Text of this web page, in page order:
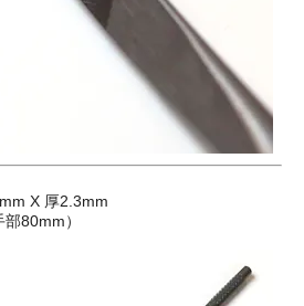
X 厚2.3mm
80mm）